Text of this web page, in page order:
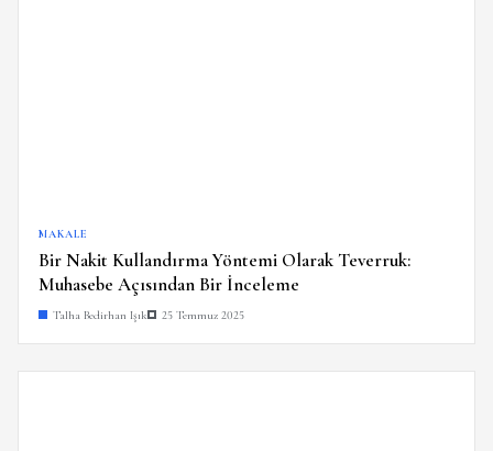
MAKALE
Bir Nakit Kullandırma Yöntemi Olarak Teverruk:
Muhasebe Açısından Bir İnceleme
Talha Bedirhan Işık 25 Temmuz 2025